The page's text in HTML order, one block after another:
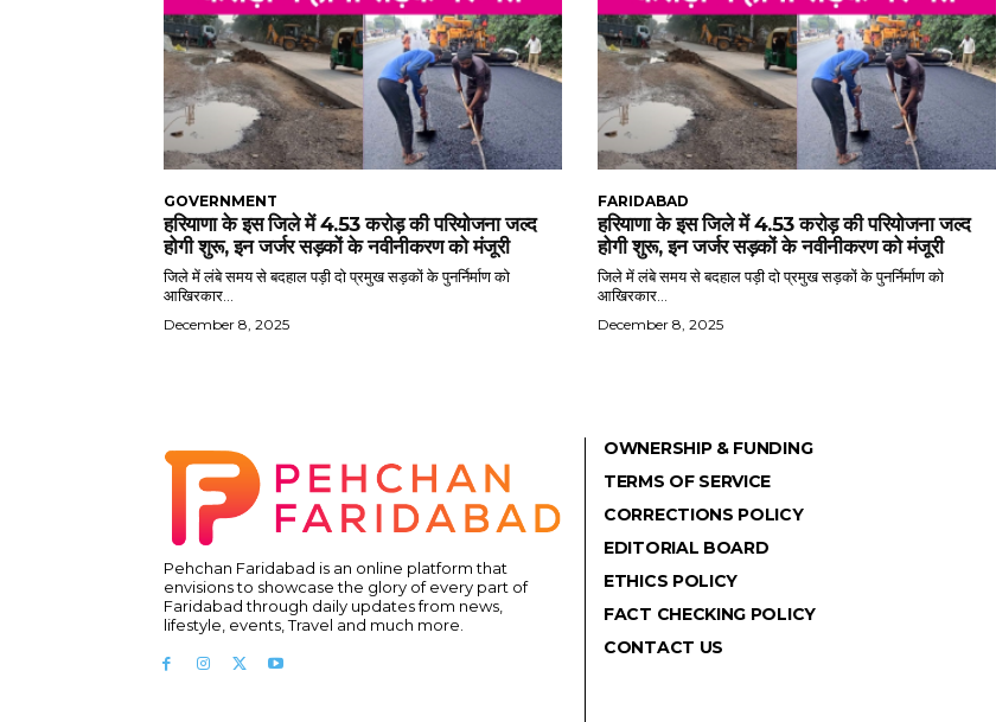
GOVERNMENT
हरियाणा के इस जिले में 4.53 करोड़ की परियोजना जल्द
होगी शुरू, इन जर्जर सड़कों के नवीनीकरण को मंजूरी
जिले में लंबे समय से बदहाल पड़ी दो प्रमुख सड़कों के पुनर्निर्माण को
आखिरकार...
December 8, 2025
FARIDABAD
हरियाणा के इस जिले में 4.53 करोड़ की परियोजना जल्द
होगी शुरू, इन जर्जर सड़कों के नवीनीकरण को मंजूरी
जिले में लंबे समय से बदहाल पड़ी दो प्रमुख सड़कों के पुनर्निर्माण को
आखिरकार...
December 8, 2025
Pehchan Faridabad is an online platform that
envisions to showcase the glory of every part of
Faridabad through daily updates from news,
lifestyle, events, Travel and much more.
OWNERSHIP & FUNDING
TERMS OF SERVICE
CORRECTIONS POLICY
EDITORIAL BOARD
ETHICS POLICY
FACT CHECKING POLICY
CONTACT US